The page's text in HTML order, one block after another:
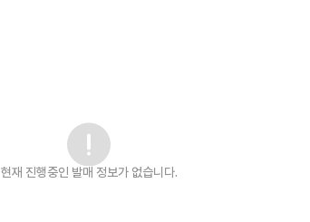
현재 진행중인 발매 정보가 없습니다.